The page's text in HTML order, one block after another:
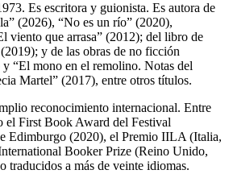
Es escritora y guionista. Es autora de
(2026), “No es un río” (2020),
viento que arrasa” (2012); del libro de
y de las obras de no ficción
y “El mono en el remolino. Notas del
Martel” (2017), entre otros títulos.
reconocimiento internacional. Entre
el First Book Award del Festival
Edimburgo (2020), el Premio IILA (Italia,
Booker Prize (Reino Unido,
traducidos a más de veinte idiomas.